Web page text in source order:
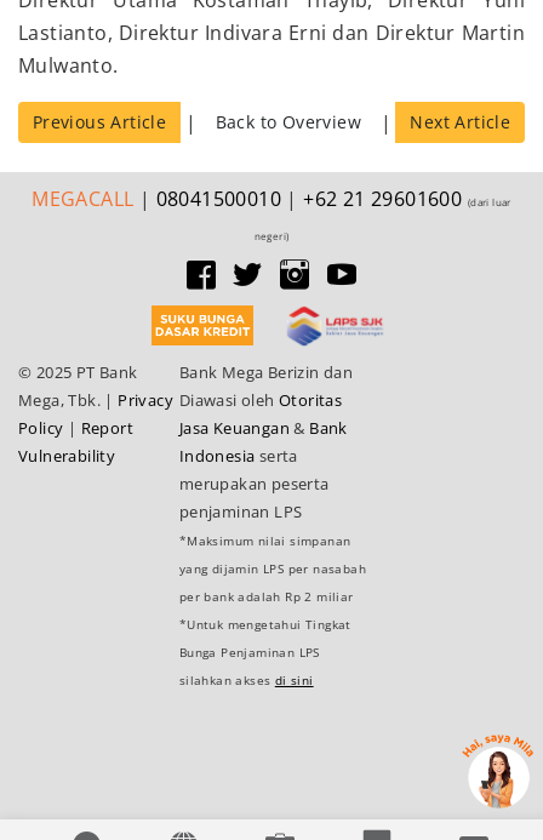
Lastianto, Direktur Indivara Erni dan Direktur Martin
Mulwanto.
Previous Article | Back to Overview | Next Article
MEGACALL | 08041500010 |+62 21 29601600 (dari luar
negeri)
© 2025 PT Bank
Mega, Tbk. | Privacy
Policy | Report
Vulnerability
Bank Mega Berizin dan
Diawasi oleh Otoritas
Jasa Keuangan & Bank
Indonesia serta
merupakan peserta
penjaminan LPS
*Maksimum nilai simpanan
yang dijamin LPS per nasabah
per bank adalah Rp 2 miliar
*Untuk mengetahui Tingkat
Bunga Penjaminan LPS
silahkan akses di sini